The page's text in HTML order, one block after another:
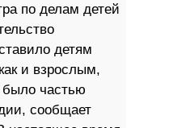
по делам детей
детям
и взрослым,
частью
сообщает